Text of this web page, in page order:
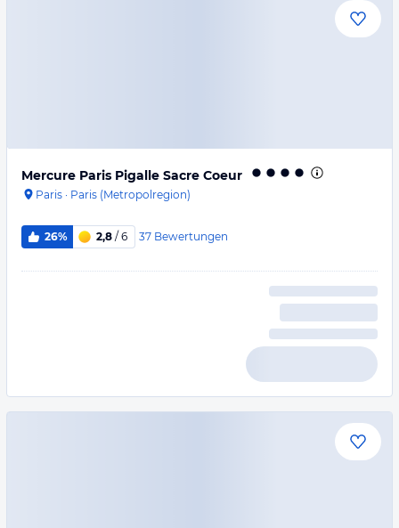
Mercure Paris Pigalle Sacre Coeur
Paris · Paris (Metropolregion)
26% 2,8 / 6 37 Bewertungen